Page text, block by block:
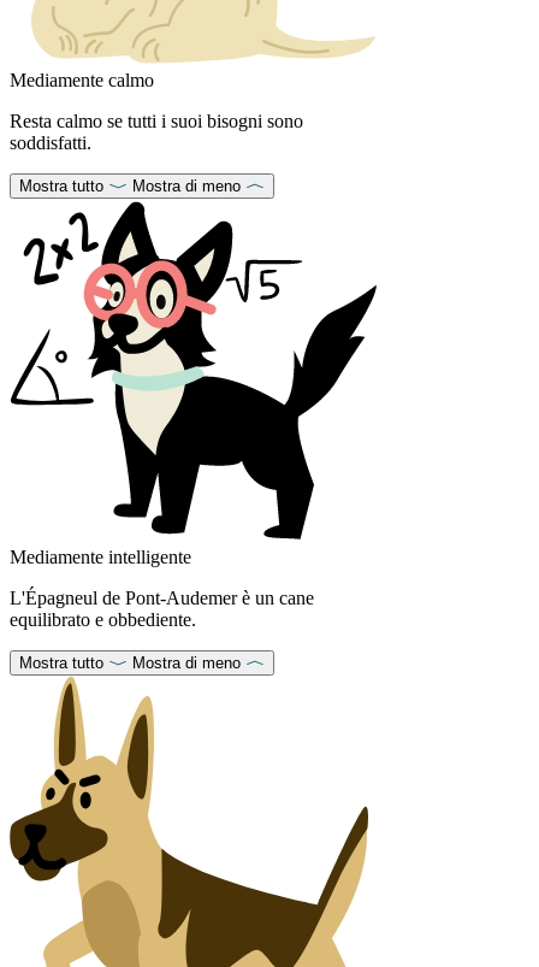
Mediamente calmo
Resta calmo se tutti i suoi bisogni sono
soddisfatti.
Mostra tutto Mostra di meno
Mediamente intelligente
L'Épagneul de Pont-Audemer è un cane
equilibrato e obbediente.
Mostra tutto Mostra di meno